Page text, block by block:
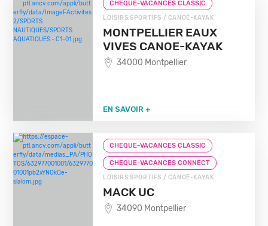
CHEQUE-VACANCES CLASSIC
LOISIRS SPORTIFS / CANOË-KAYAK
MONTPELLIER EAUX
VIVES CANOE-KAYAK
34000 Montpellier
EN SAVOIR +
CHEQUE-VACANCES CLASSIC
CHEQUE-VACANCES CONNECT
LOISIRS SPORTIFS / CANOË-KAYAK
MACK UC
34090 Montpellier